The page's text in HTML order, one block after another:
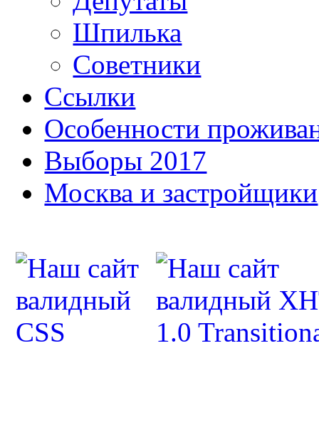
Шпилька
Советники
Ссылки
Особенности
Выборы 2017
Москва и застройщики